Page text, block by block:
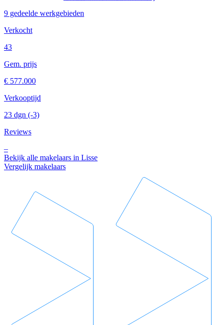
9 gedeelde werkgebieden
Verkocht
43
Gem. prijs
€ 577.000
Verkooptijd
23 dgn (-3)
Reviews
–
Bekijk alle makelaars in Lisse
Vergelijk makelaars